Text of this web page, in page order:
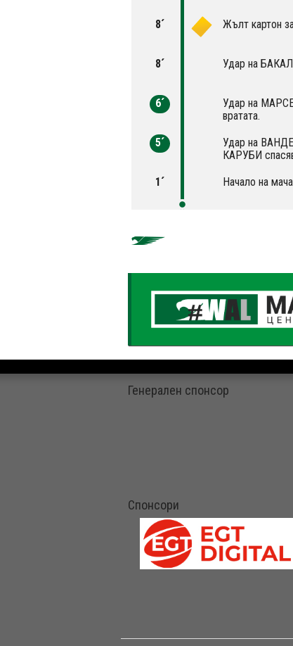
8´ Жълт картон
8´ Удар на
6´
Удар на
вратата.
5´
Удар на
КАРУБИ
1´
Начало на
Генерален спонсор
Спонсори